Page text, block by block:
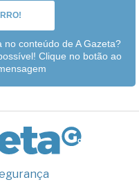
conteúdo de A Gazeta?
Clique no botão ao